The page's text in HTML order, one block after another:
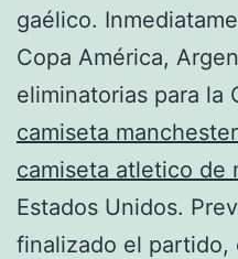
gaélico.
Copa América,
eliminatorias para la
camiseta
camiseta atletico de
Estados Unidos.
finalizado el partido,